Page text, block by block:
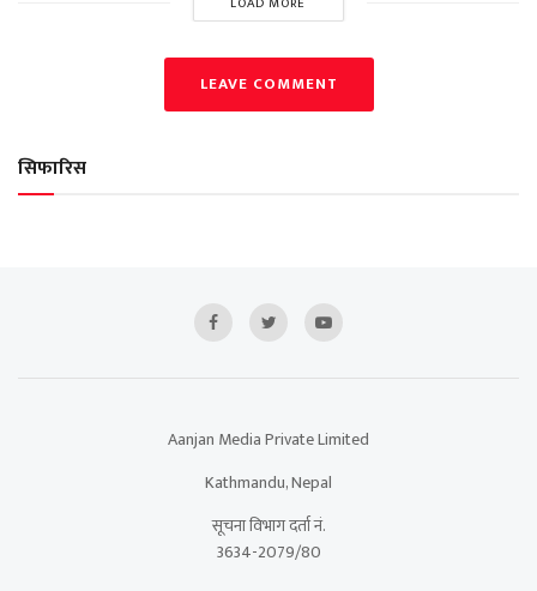
LEAVE COMMENT
सिफारिस
Aanjan Media Private Limited
Kathmandu, Nepal
सूचना विभाग दर्ता नं.
3634-2079/80